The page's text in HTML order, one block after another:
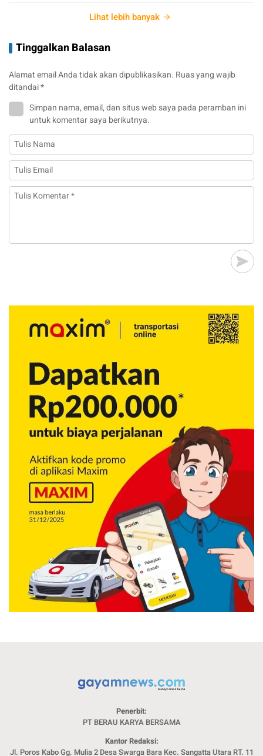
Lihat lebih banyak
Tinggalkan Balasan
Alamat email Anda tidak akan dipublikasikan. Ruas yang wajib
ditandai*
Simpan nama, email, dan situs web saya pada peramban ini
untuk komentar saya berikutnya.
Penerbit:
PT BERAU KARYA BERSAMA
Kantor Redaksi:
Jl. Poros Kabo Gg. Mulia 2 Desa Swarga Bara Kec. Sangatta Utara RT. 11